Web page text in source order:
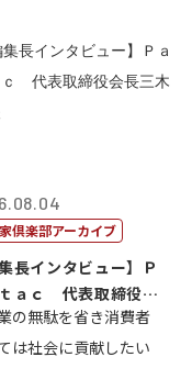
倶楽部アーカイブ
集長インタビュー】Ｐ
ａｃ 代表取締役会
田國夫
の無駄を省き消費者
は社会に貢献したい